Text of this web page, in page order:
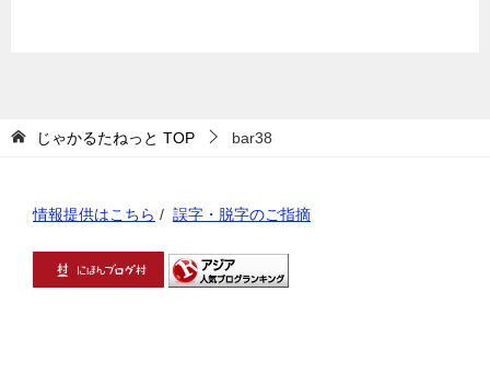
じゃかるたねっと TOP bar38
情報提供はこちら / 誤字・脱字のご指摘